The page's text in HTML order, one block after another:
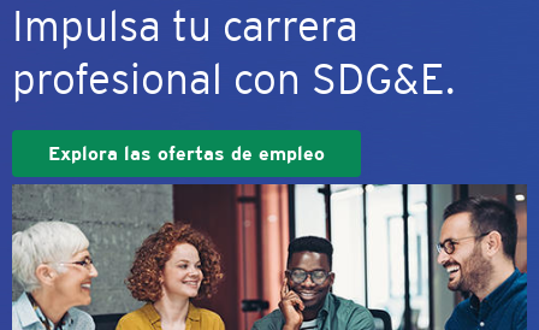
Impulsa tu carrera
profesional con SDG&E.
Explora las ofertas de empleo
Imagen